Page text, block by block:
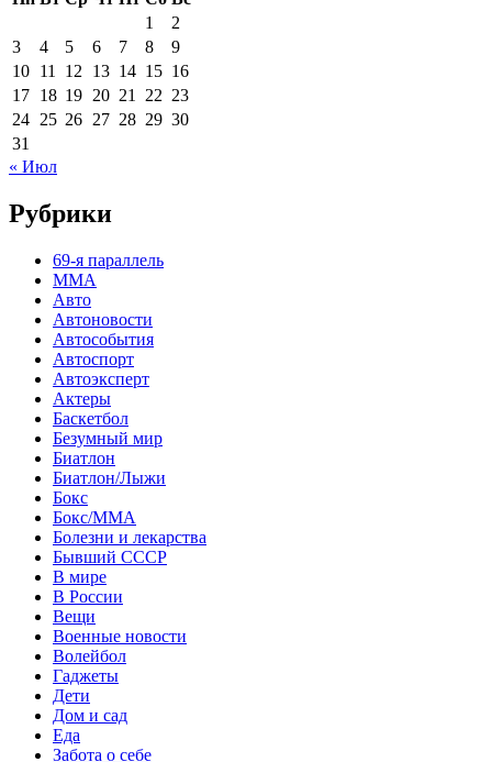
1
2
3
4 5 6 7 8
9
10 11 12 13 14 15 16
17 18 19 20 21 22 23
24 25 26 27 28 29 30
31
« Июл
Рубрики
69-я параллель
MMA
Авто
Автоновости
Автособытия
Автоспорт
Автоэксперт
Актеры
Баскетбол
Безумный мир
Биатлон
Биатлон/Лыжи
Бокс
Бокс/MMA
Болезни и лекарства
Бывший СССР
В мире
В России
Вещи
Военные новости
Волейбол
Гаджеты
Дети
Дом и сад
Еда
Забота о себе